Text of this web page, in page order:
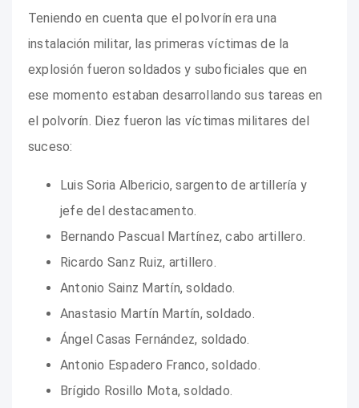
Teniendo en cuenta que el polvorín era una
instalación militar, las primeras víctimas de la
explosión fueron soldados y suboficiales que en
ese momento estaban desarrollando sus tareas en
el polvorín. Diez fueron las víctimas militares del
suceso:
Luis Soria Albericio, sargento de artillería y
jefe del destacamento.
Bernando Pascual Martínez, cabo artillero.
Ricardo Sanz Ruiz, artillero.
Antonio Sainz Martín, soldado.
Anastasio Martín Martín, soldado.
Ángel Casas Fernández, soldado.
Antonio Espadero Franco, soldado.
Brígido Rosillo Mota, soldado.